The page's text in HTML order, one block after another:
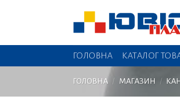
ГОЛОВНА КАТАЛОГ
ГОЛОВНА / МАГАЗИН /